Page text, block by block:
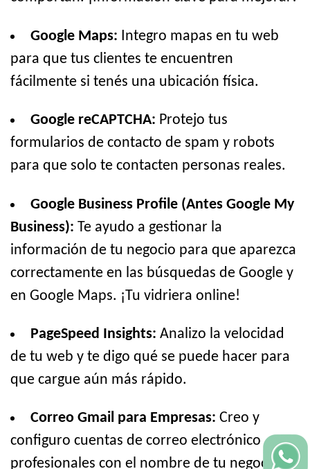
Google Maps: Integro mapas en tu web
para que tus clientes te encuentren
fácilmente si tenés una ubicación física.
Google reCAPTCHA: Protejo tus
formularios de contacto de spam y robots
para que solo te contacten personas reales.
Google Business Profile (Antes Google My
Business): Te ayudo a gestionar la
información de tu negocio para que aparezca
correctamente en las búsquedas de Google y
en Google Maps. ¡Tu vidriera online!
PageSpeed Insights: Analizo la velocidad
de tu web y te digo qué se puede hacer para
que cargue aún más rápido.
Correo Gmail para Empresas: Creo y
configuro cuentas de correo electrónico
profesionales con el nombre de tu negocio